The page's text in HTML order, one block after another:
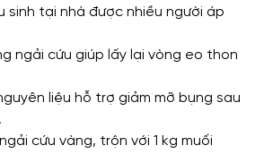
sinh tại nhà được nhiều người áp
ngải cứu giúp lấy lại vòng eo thon
liệu hỗ trợ giảm mỡ bụng sau
cứu vàng, trộn với 1 kg muối